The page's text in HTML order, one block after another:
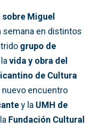
Miguel
semana en distintos
grupo de
vida y obra del
de Cultura
encuentro
y la UMH de
Fundación Cultural